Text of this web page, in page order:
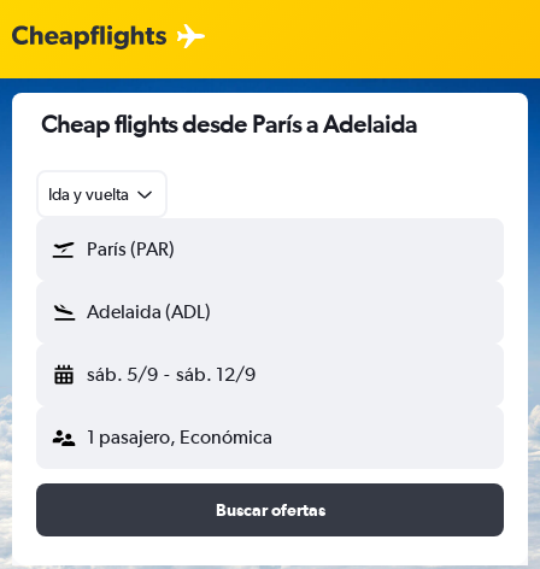
Cheap flights desde París a Adelaida
Ida y vuelta
París (PAR)
Adelaida (ADL)
sáb. 5/9 - sáb. 12/9
1 pasajero, Económica
Buscar ofertas